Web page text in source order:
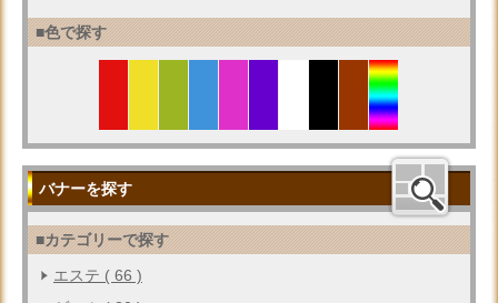
■色で探す
バナーを探す
■カテゴリーで探す
エステ ( 66 )